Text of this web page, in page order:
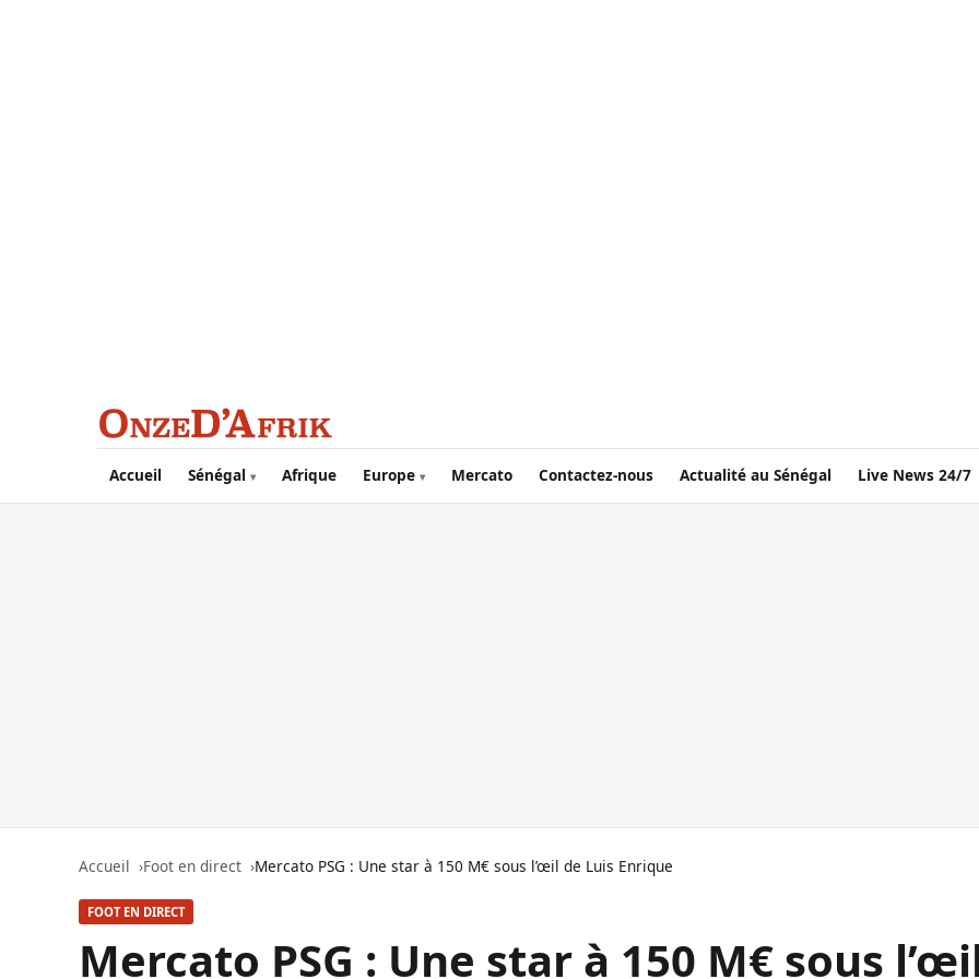
Aller au contenu principal
Accueil Sénégal Afrique Europe Mercato Contactez-nous Actualité au Sénégal Live News 24/7
Accueil Foot en direct Mercato PSG : Une star à 150 M€ sous l’œil de Luis Enrique
FOOT EN DIRECT
Mercato PSG : Une star à 150 M€ sous